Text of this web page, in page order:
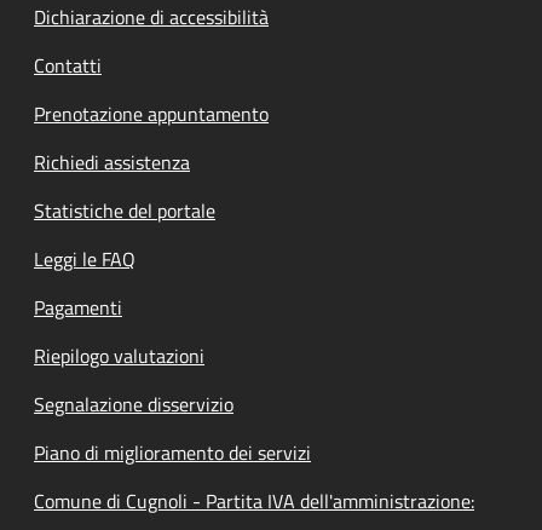
Dichiarazione di accessibilità
Contatti
Prenotazione appuntamento
Richiedi assistenza
Statistiche del portale
Leggi le FAQ
Pagamenti
Riepilogo valutazioni
Segnalazione disservizio
Piano di miglioramento dei servizi
Comune di Cugnoli - Partita IVA dell'amministrazione: